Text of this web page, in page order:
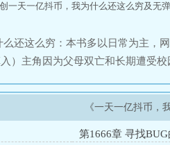
一天一亿抖币，我为什么还这么穷及无
还这么穷：本书多以日常为主，
）主角因为父母双亡和长期遭受校
该系统并不允许宿主以任何形式
才发现系统并没有把路给堵死…于
：徐风不是贫困生吗？怎么又成
《一天一亿抖币，
第1666章 寻找BUG